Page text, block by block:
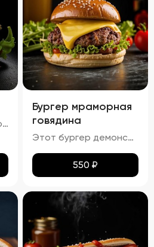
Куриный бургер – это воплощение идеального сочетания вкуса и текстуры. Аккуратно уложенные слои создают аппетитный внешний вид, где золотисто-коричневая котлета соседствует с яркими красными помидорами, зелеными огурцами и белым салатом с легкими зеленоватыми оттенками. Булочка имеет привлекательную золотистую корочку, оставаясь мягкой внутри и хрустящей снаружи. Аромат свежего хлеба, курицы и пикантных соусов создает приятный букет, который дополняется сбалансированным вкусом: мягкая куриная котлета, освежающие овощи и насыщенный вкус соусов делают каждый укус незабываемым.
Бургер мраморная
говядина
Этот бургер демонстрирует идеальное сочетание вкуса и текстуры. Котлета обладает насыщенным вкусом, овощи обеспечивают свежесть и хрусткость, а сыр добавляет сливочную мягкость. Булочка имеет золотистый оттенок и хрустящую корочку, создавая ощущение комфорта и удовольствия. Соусы придают блюду дополнительные оттенки вкуса, а булочка поддерживает баланс между мягкостью и хрусткостью.
550 ₽